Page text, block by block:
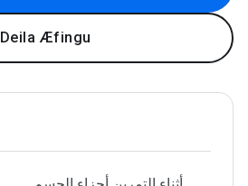
Deila Æfingu